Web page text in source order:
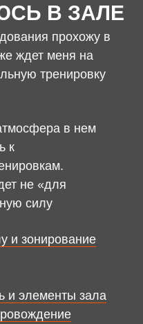
В ЗАЛЕ
прохожу в
ждет меня на
тренировку
в нем
к
не «для
силу
и зонирование
и элементы зала